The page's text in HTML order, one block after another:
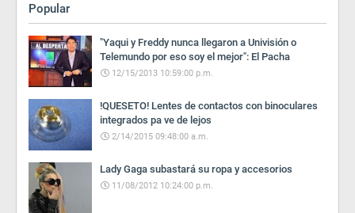
Popular
"Yaqui y Freddy nunca llegaron a Univisión o
Telemundo por eso soy el mejor": El Pacha
12/15/2013 10:59:00 p.m.
!QUESETO! Lentes de contactos con binoculares
integrados pa ve de lejos
2/14/2015 09:48:00 a.m.
Lady Gaga subastará su ropa y accesorios
11/08/2012 10:24:00 p.m.